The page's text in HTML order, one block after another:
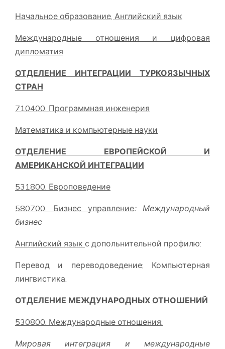
Начальное образование, Английский язык
Международные отношения и цифровая
дипломатия
ОТДЕЛЕНИЕ ИНТЕГРАЦИИ ТУРКОЯЗЫЧНЫХ
СТРАН
710400. Программная инженерия
Математика и компьютерные науки
ОТДЕЛЕНИЕ ЕВРОПЕЙСКОЙ И
АМЕРИКАНСКОЙ ИНТЕГРАЦИИ
531800. Европоведение
580700. Бизнес управление: Международный
бизнес
Английский язык с допольнительной профилю:
Перевод и переводоведение; Компьютерная
лингвистика.
ОТДЕЛЕНИЕ МЕЖДУНАРОДНЫХ ОТНОШЕНИЙ
530800. Международные отношения:
Мировая интеграция и международные